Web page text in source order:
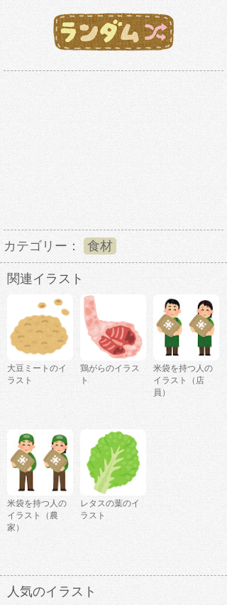
カテゴリー： 食材
関連イラスト
大豆ミートのイ
ラスト
鶏がらのイラス
ト
米袋を持つ人の
イラスト（店
員）
米袋を持つ人の
イラスト（農
家）
レタスの葉のイ
ラスト
人気のイラスト